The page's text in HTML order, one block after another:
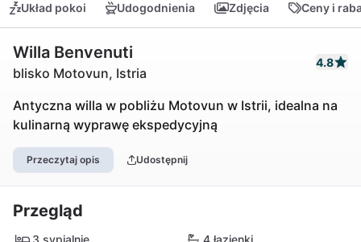
Układ pokoi Udogodnienia Zdjęcia Ceny i
Willa Benvenuti
blisko Motovun, Istria
4.8
Antyczna willa w pobliżu Motovun w Istrii, idealna na
kulinarną wyprawę ekspedycyjną
Przeczytaj opis Udostępnij
Przegląd
3 sypialnie
4 łazienki